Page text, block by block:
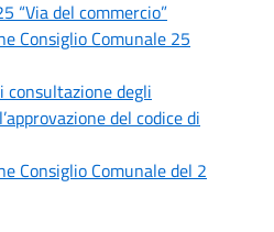
“Via del commercio”
Consiglio Comunale 25
consultazione degli
del codice di
Consiglio Comunale del 2